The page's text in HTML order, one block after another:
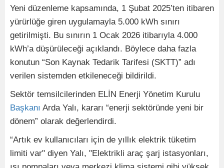
Yeni düzenleme kapsamında, 1 Şubat 2025’ten itibaren
yürürlüğe giren uygulamayla 5.000 kWh sınırı
getirilmişti. Bu sınırın 1 Ocak 2026 itibarıyla 4.000
kWh’a düşürüleceği açıklandı. Böylece daha fazla
konutun “Son Kaynak Tedarik Tarifesi (SKTT)” adı
verilen sistemden etkileneceği bildirildi.
Sektör temsilcilerinden ELİN Enerji Yönetim Kurulu
Başkanı Arda Yalı, kararı “enerji sektöründe yeni bir
dönem” olarak değerlendirdi.
“Artık ev kullanıcıları için de yıllık elektrik tüketim
limiti var" diyen Yalı, "Elektrikli araç şarj istasyonları,